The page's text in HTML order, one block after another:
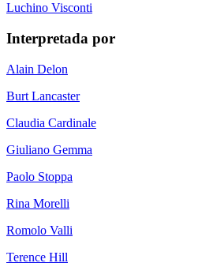
Luchino Visconti
Interpretada por
Alain Delon
Burt Lancaster
Claudia Cardinale
Giuliano Gemma
Paolo Stoppa
Rina Morelli
Romolo Valli
Terence Hill